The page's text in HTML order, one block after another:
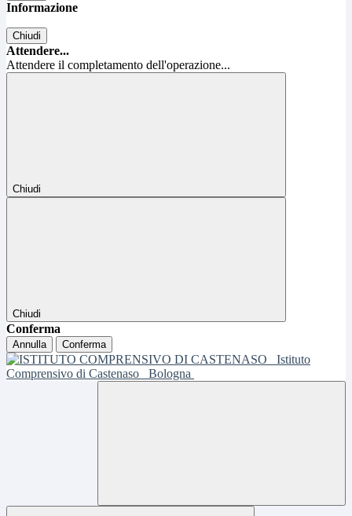
Informazione
Chiudi
Attendere...
Attendere il completamento dell'operazione...
Chiudi
Chiudi
Conferma
Annulla Conferma
Istituto
Comprensivo di Castenaso
Bologna